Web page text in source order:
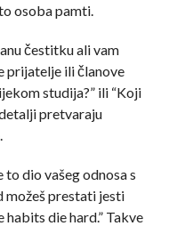
osoba pamti.
čestitku ali vam
prijatelje ili članove
studija?” ili “Koji
pretvaraju
dio vašeg odnosa s
možeš prestati jesti
die hard.” Takve